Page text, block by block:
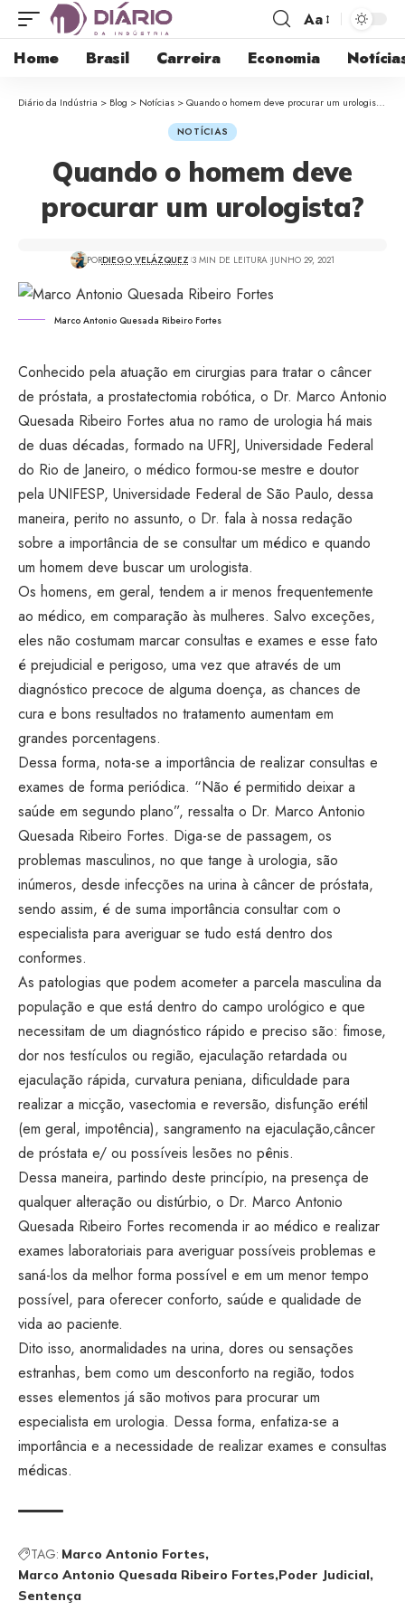
Aa
Home Brasil Carreira Economia
Diário da Indústria > Blog > Notícias >Quando o homem deve procurar um urologista?
NOTÍCIAS
Quando o homem deve
procurar um urologista?
PORDIEGO VELÁZQUEZ 3 MIN DE LEITURA JUNHO 29, 2021
Marco Antonio Quesada Ribeiro Fortes
Conhecido pela atuação em cirurgias para tratar o câncer
de próstata, a prostatectomia robótica, o Dr. Marco Antonio
Quesada Ribeiro Fortes atua no ramo de urologia há mais
de duas décadas, formado na UFRJ, Universidade Federal
do Rio de Janeiro, o médico formou-se mestre e doutor
pela UNIFESP, Universidade Federal de São Paulo, dessa
maneira, perito no assunto, o Dr. fala à nossa redação
sobre a importância de se consultar um médico e quando
um homem deve buscar um urologista.
Os homens, em geral, tendem a ir menos frequentemente
ao médico, em comparação às mulheres. Salvo exceções,
eles não costumam marcar consultas e exames e esse fato
é prejudicial e perigoso, uma vez que através de um
diagnóstico precoce de alguma doença, as chances de
cura e bons resultados no tratamento aumentam em
grandes porcentagens.
Dessa forma, nota-se a importância de realizar consultas e
exames de forma periódica. “Não é permitido deixar a
saúde em segundo plano”, ressalta o Dr. Marco Antonio
Quesada Ribeiro Fortes. Diga-se de passagem, os
problemas masculinos, no que tange à urologia, são
inúmeros, desde infecções na urina à câncer de próstata,
sendo assim, é de suma importância consultar com o
especialista para averiguar se tudo está dentro dos
conformes.
As patologias que podem acometer a parcela masculina da
população e que está dentro do campo urológico e que
necessitam de um diagnóstico rápido e preciso são: fimose,
dor nos testículos ou região, ejaculação retardada ou
ejaculação rápida, curvatura peniana, dificuldade para
realizar a micção, vasectomia e reversão, disfunção erétil
(em geral, impotência), sangramento na ejaculação,câncer
de próstata e/ ou possíveis lesões no pênis.
Dessa maneira, partindo deste princípio, na presença de
qualquer alteração ou distúrbio, o Dr. Marco Antonio
Quesada Ribeiro Fortes recomenda ir ao médico e realizar
exames laboratoriais para averiguar possíveis problemas e
saná-los da melhor forma possível e em um menor tempo
possível, para oferecer conforto, saúde e qualidade de
vida ao paciente.
Dito isso, anormalidades na urina, dores ou sensações
estranhas, bem como um desconforto na região, todos
esses elementos já são motivos para procurar um
especialista em urologia. Dessa forma, enfatiza-se a
importância e a necessidade de realizar exames e consultas
médicas.
TAG: Marco Antonio Fortes
Marco Antonio Quesada Ribeiro Fortes Poder Judicial
Sentença